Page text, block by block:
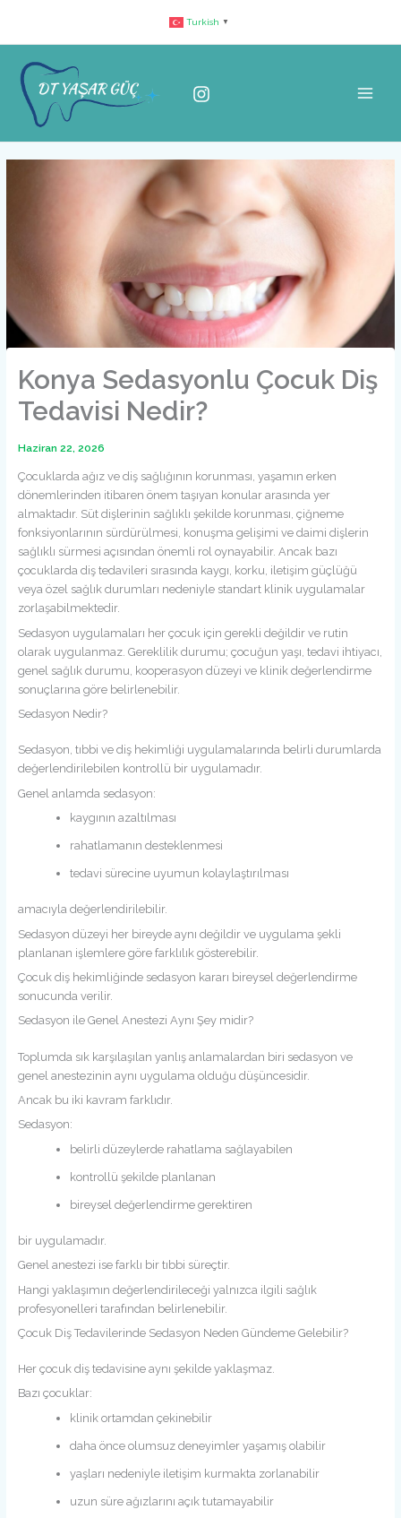
Turkish ▼
Konya Sedasyonlu Çocuk Diş
Tedavisi Nedir?
Haziran 22, 2026
Çocuklarda ağız ve diş sağlığının korunması, yaşamın erken
dönemlerinden itibaren önem taşıyan konular arasında yer
almaktadır. Süt dişlerinin sağlıklı şekilde korunması, çiğneme
fonksiyonlarının sürdürülmesi, konuşma gelişimi ve daimi dişlerin
sağlıklı sürmesi açısından önemli rol oynayabilir. Ancak bazı
çocuklarda diş tedavileri sırasında kaygı, korku, iletişim güçlüğü
veya özel sağlık durumları nedeniyle standart klinik uygulamalar
zorlaşabilmektedir.
Sedasyon uygulamaları her çocuk için gerekli değildir ve rutin
olarak uygulanmaz. Gereklilik durumu; çocuğun yaşı, tedavi ihtiyacı,
genel sağlık durumu, kooperasyon düzeyi ve klinik değerlendirme
sonuçlarına göre belirlenebilir.
Sedasyon Nedir?
Sedasyon, tıbbi ve diş hekimliği uygulamalarında belirli durumlarda
değerlendirilebilen kontrollü bir uygulamadır.
Genel anlamda sedasyon:
kaygının azaltılması
rahatlamanın desteklenmesi
tedavi sürecine uyumun kolaylaştırılması
amacıyla değerlendirilebilir.
Sedasyon düzeyi her bireyde aynı değildir ve uygulama şekli
planlanan işlemlere göre farklılık gösterebilir.
Çocuk diş hekimliğinde sedasyon kararı bireysel değerlendirme
sonucunda verilir.
Sedasyon ile Genel Anestezi Aynı Şey midir?
Toplumda sık karşılaşılan yanlış anlamalardan biri sedasyon ve
genel anestezinin aynı uygulama olduğu düşüncesidir.
Ancak bu iki kavram farklıdır.
Sedasyon:
belirli düzeylerde rahatlama sağlayabilen
kontrollü şekilde planlanan
bireysel değerlendirme gerektiren
bir uygulamadır.
Genel anestezi ise farklı bir tıbbi süreçtir.
Hangi yaklaşımın değerlendirileceği yalnızca ilgili sağlık
profesyonelleri tarafından belirlenebilir.
Çocuk Diş Tedavilerinde Sedasyon Neden Gündeme Gelebilir?
Her çocuk diş tedavisine aynı şekilde yaklaşmaz.
Bazı çocuklar:
klinik ortamdan çekinebilir
daha önce olumsuz deneyimler yaşamış olabilir
yaşları nedeniyle iletişim kurmakta zorlanabilir
uzun süre ağızlarını açık tutamayabilir